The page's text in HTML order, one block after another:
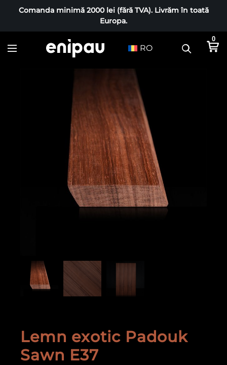
Comanda minimă 2000 lei (fără TVA). Livrăm în toată
Europa.
RO
0
Lemn exotic Padouk
Sawn E37